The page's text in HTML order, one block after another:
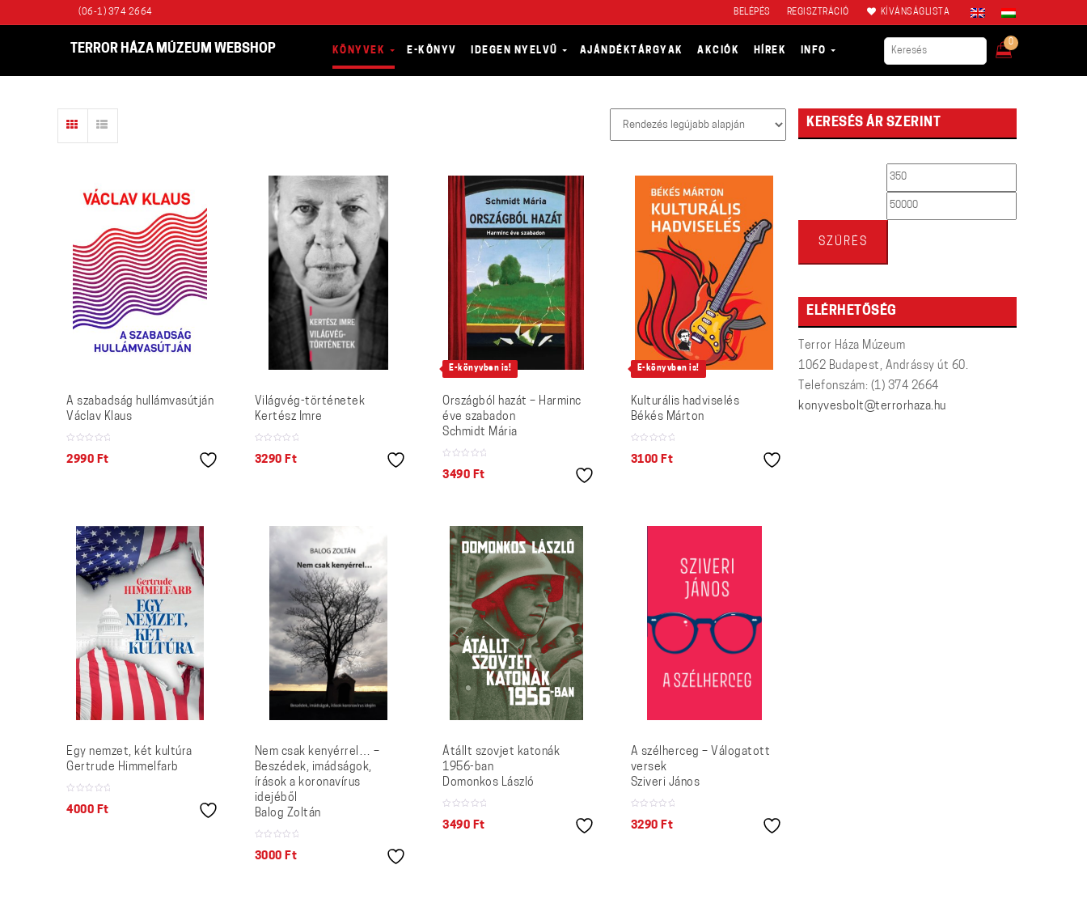
(06-1) 374 2664 BELÉPÉS REGISZTRÁCIÓ KÍVÁNSÁGLISTA
TERROR HÁZA MÚZEUM WEBSHOP KÖNYVEK E-KÖNYV IDEGEN NYELVŰ AJÁNDÉKTÁRGYAK AKCIÓK HÍREK INFO
0
A szabadság hullámvasútján
Václav Klaus
2990 Ft
Világvég-történetek
Kertész Imre
3290 Ft
E-könyvben is!
Országból hazát – Harminc
éve szabadon
Schmidt Mária
3490 Ft
E-könyvben is!
Kulturális hadviselés
Békés Márton
3100 Ft
Egy nemzet, két kultúra
Gertrude Himmelfarb
4000 Ft
Nem csak kenyérrel… –
Beszédek, imádságok,
írások a koronavírus
idejéből
Balog Zoltán
3000 Ft
Átállt szovjet katonák
1956-ban
Domonkos László
3490 Ft
A szélherceg – Válogatott
versek
Sziveri János
3290 Ft
KERESÉS ÁR SZERINT
Min
SZŰRÉS
ELÉRHETŐSÉG
Terror Háza Múzeum
1062 Budapest, Andrássy út 60.
Telefonszám: (1) 374 2664
konyvesbolt@terrorhaza.hu